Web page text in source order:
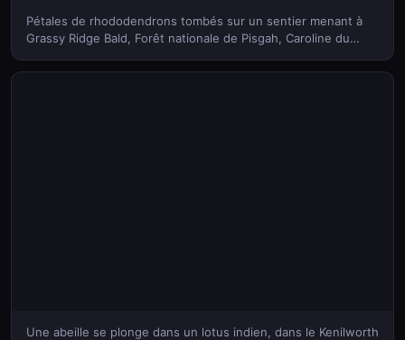
Pétales de rhododendrons tombés sur un sentier menant à
Grassy Ridge Bald, Forêt nationale de Pisgah, Caroline du
Une abeille se plonge dans un lotus indien, dans le Kenilworth